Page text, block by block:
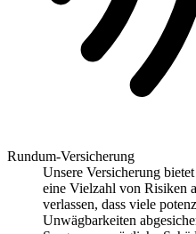
Rundum-Versicherung
Unsere Versicherung
eine Vielzahl von Risiken
verlassen, dass viele
Unwägbarkeiten